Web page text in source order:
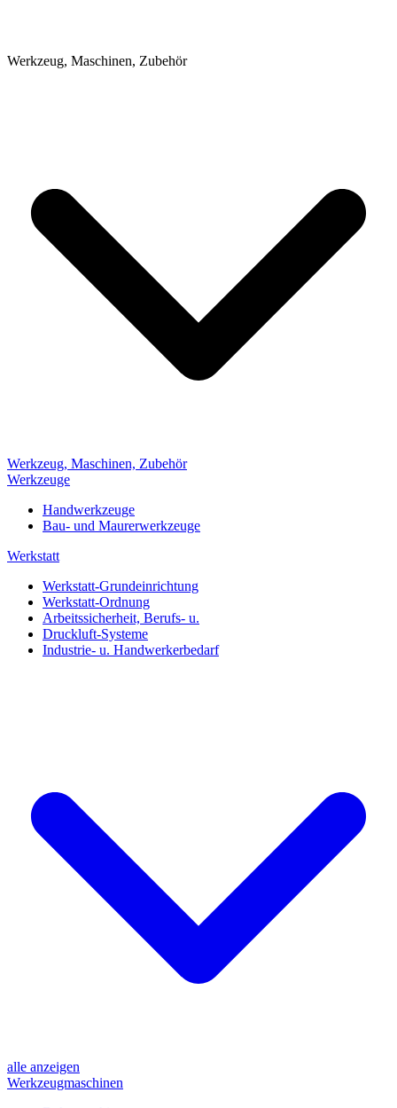
Werkzeug, Maschinen, Zubehör
Werkzeug, Maschinen, Zubehör
Werkzeuge
Handwerkzeuge
Bau- und Maurerwerkzeuge
Werkstatt
Werkstatt-Grundeinrichtung
Werkstatt-Ordnung
Arbeitssicherheit, Berufs- u.
Druckluft-Systeme
Industrie- u. Handwerkerbedarf
alle anzeigen
Werkzeugmaschinen